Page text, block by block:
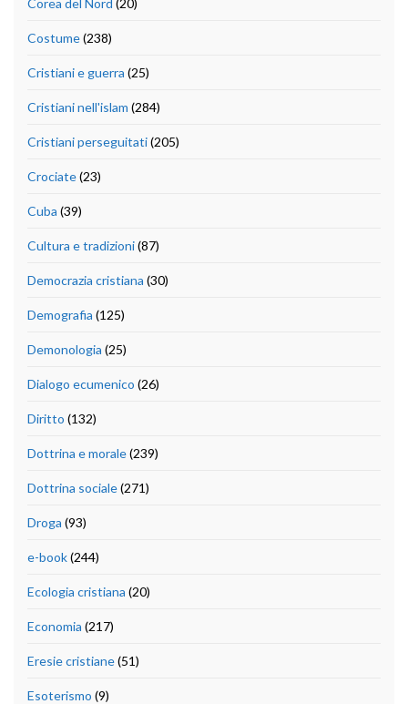
Costume(238)
Cristiani e guerra (25)
Cristiani nell'islam (284)
Cristiani perseguitati(205)
Crociate(23)
Cuba (39)
Cultura e tradizioni(87)
Democrazia cristiana (30)
Demografia (125)
Demonologia (25)
Dialogo ecumenico (26)
Diritto (132)
Dottrina e morale(239)
Dottrina sociale(271)
Droga (93)
e-book(244)
Ecologia cristiana (20)
Economia (217)
Eresie cristiane(51)
Esoterismo (9)